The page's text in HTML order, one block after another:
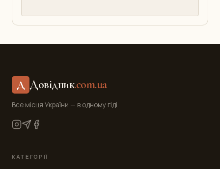
Д Довідник.com.ua
Все місця України — в одному гіді
КАТЕГОРІЇ